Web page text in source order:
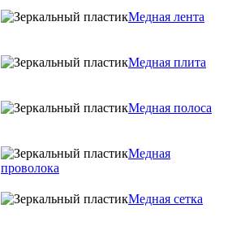
Медная лента
Медная плита
Медная полоса
Медная
проволока
Медная сетка